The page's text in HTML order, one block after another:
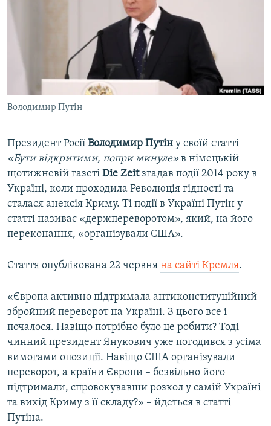
ВІДЕОУРОКИ «ELIFBE»
СВІДЧЕННЯ ОКУПАЦІЇ
УКРАЇНСЬКА ПРОБЛЕМА КРИМУ
ЯК ОБІЙТИ БЛОКУВАННЯ
Русский
Qırımtatar
Усі сайти RFE/RL
Володимир Путін
Президент Росії Володимир Путін у своїй статті
«Бути відкритими, попри минуле» в німецькій
щотижневій газеті Die Zeitзгадав події 2014 року в
Україні, коли проходила Революція гідності та
сталася анексія Криму. Ті події в Україні Путін у
статті називає «держпереворотом», який, на його
переконання, «організували США».
Стаття опублікована 22 червня на сайті Кремля.
«Європа активно підтримала антиконституційний
збройний переворот на Україні. З цього все і
почалося. Навіщо потрібно було це робити? Тоді
чинний президент Янукович уже погодився з усіма
вимогами опозиції. Навіщо США організували
переворот, а країни Європи – безвільно його
підтримали, спровокувавши розкол у самій Україні
та вихід Криму з її складу?» – йдеться в статті
Путіна.